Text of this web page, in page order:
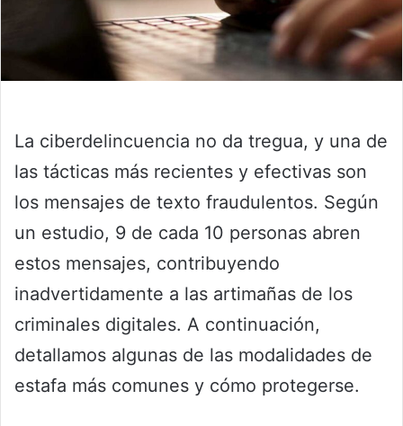
La ciberdelincuencia no da tregua, y una de
las tácticas más recientes y efectivas son
los mensajes de texto fraudulentos. Según
un estudio, 9 de cada 10 personas abren
estos mensajes, contribuyendo
inadvertidamente a las artimañas de los
criminales digitales. A continuación,
detallamos algunas de las modalidades de
estafa más comunes y cómo protegerse.